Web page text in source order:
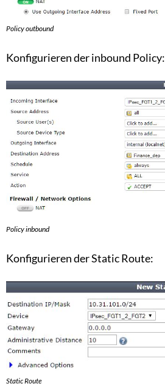
Policy outbound
Konfigurieren der inbound Policy:
Policy inbound
Konfigurieren der Static Route:
Static Route